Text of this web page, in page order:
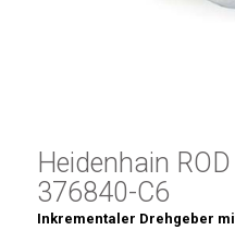
Heidenhain
376840-C6
Inkrementaler Drehgeber